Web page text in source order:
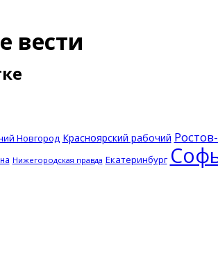
вести
Новгород Красноярский рабочий
Нижегородская правда Екатеринбург